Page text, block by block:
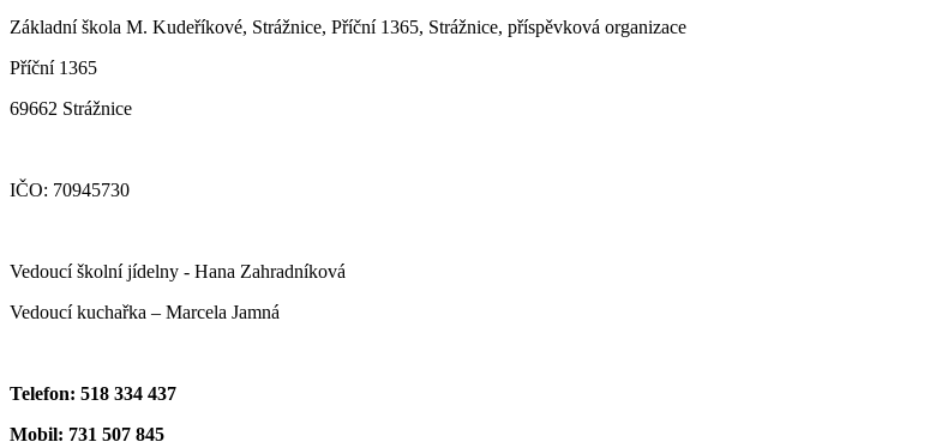
Základní škola M. Kudeříkové, Strážnice, Příční 1365, Strážnice, příspěvková organizace
Příční 1365
69662 Strážnice
IČO: 70945730
Vedoucí školní jídelny - Hana Zahradníková
Vedoucí kuchařka – Marcela Jamná
Telefon: 518 334 437
Mobil: 731 507 845